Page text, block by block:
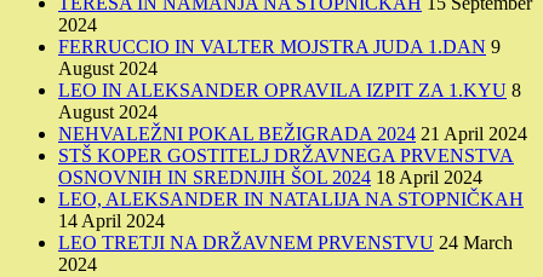
2024
FERRUCCIO IN VALTER MOJSTRA JUDA 1.DAN 9
August 2024
LEO IN ALEKSANDER OPRAVILA IZPIT ZA 1.KYU 8
August 2024
NEHVALEŽNI POKAL BEŽIGRADA 2024 21 April 2024
STŠ KOPER GOSTITELJ DRŽAVNEGA PRVENSTVA
OSNOVNIH IN SREDNJIH ŠOL 2024 18 April 2024
LEO, ALEKSANDER IN NATALIJA NA STOPNIČKAH
14 April 2024
LEO TRETJI NA DRŽAVNEM PRVENSTVU 24 March
2024